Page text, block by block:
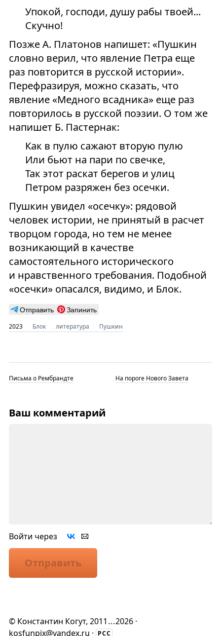
Упокой, господи, душу рабы твоей...
Скучно!
Позже А. Платонов напишет: «Пушкин
словно верил, что явление Петра еще
раз повторится в русской истории».
Перефразируя, можно сказать, что
явление «Медного всадника» еще раз
повторилось в русской поэзии. О том же
напишет Б. Пастернак:
Как в пулю сажают вторую пулю
Или бьют на пари по свечке,
Так этот раскат берегов и улиц
Петром разряжен без осечки.
Пушкин увидел «осечку»: рядовой
человек истории, не принятый в расчет
творцом города, но тем не менее
возникающий в качестве
самостоятельного исторического
и нравственного требования. Подобной
«осечки» опасался, видимо, и Блок.
Отправить Запинить
2023 Блок литература Пушкин
Письма о Рембрандте На пороге Нового Завета
Ваш комментарий
Войти через
Отправить
© Константин Когут, 2011 ...2026 ·
kosfunpix@yandex.ru · РСС